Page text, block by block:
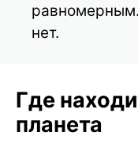
нет.
Где
планета